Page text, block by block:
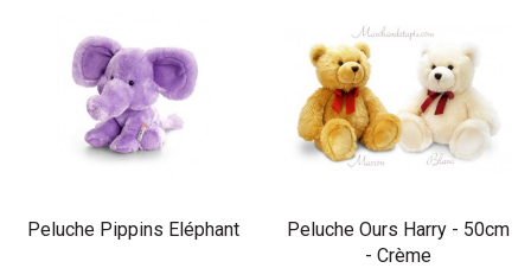
Peluche Pippins Eléphant
Peluche Ours Harry - 50cm
- Crème